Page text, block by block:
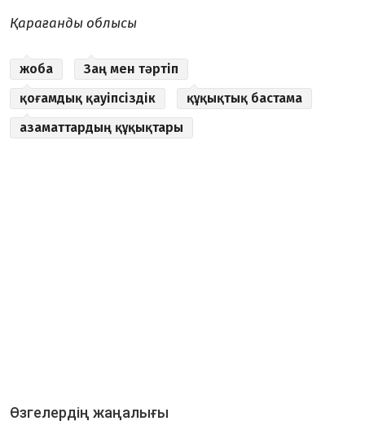
Қарағанды облысы
жоба
Заң мен тәртіп
қоғамдық қауіпсіздік
құқықтық бастама
азаматтардың құқықтары